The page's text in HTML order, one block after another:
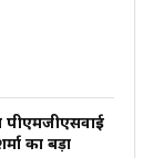
का बड़ा